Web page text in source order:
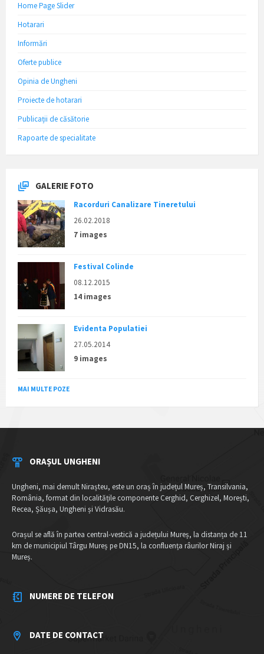
Home Page Slider
Hotarari
Informări
Oferte publice
Opinia de Ungheni
Proiecte de hotarari
Publicații de căsătorie
Rapoarte de specialitate
GALERIE FOTO
Racorduri Canalizare Tineretului
26.02.2018
7 images
Festival Colinde
08.12.2015
14 images
Evidenta Populatiei
27.05.2014
9 images
MAI MULTE POZE
ORAȘUL UNGHENI
Ungheni, mai demult Nirașteu, este un oraș în județul Mureș, Transilvania,
România, format din localitățile componente Cerghid, Cerghizel, Morești,
Recea, Șăușa, Ungheni și Vidrasău.
Orașul se află în partea central-vestică a județului Mureș, la distanța de 11
km de municipiul Târgu Mureș pe DN15, la confluența râurilor Niraj și
Mureș.
NUMERE DE TELEFON
DATE DE CONTACT